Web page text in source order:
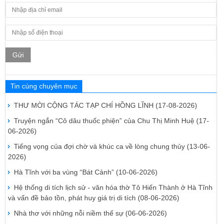
Gửi
Tin cùng chuyên mục
THƯ MỜI CỘNG TÁC TẠP CHÍ HỒNG LĨNH (17-08-2026)
Truyện ngắn “Cô dâu thuốc phiện” của Chu Thị Minh Huệ (17-
06-2026)
Tiếng vọng của đợi chờ và khúc ca về lòng chung thủy (13-06-
2026)
Hà Tĩnh với ba vùng “Bát Cảnh” (10-06-2026)
Hệ thống di tích lịch sử - văn hóa thờ Tô Hiến Thành ở Hà Tĩnh
và vấn đề bảo tồn, phát huy giá trị di tích (08-06-2026)
Nhà thơ với những nỗi niềm thế sự (06-06-2026)